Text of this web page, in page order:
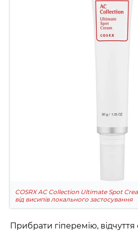
COSRX AC Collection Ultimate Spot
від висипів локального застосування
Прибрати гіперемію,